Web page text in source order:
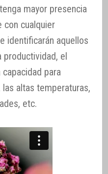
mayor presencia
con cualquier
identificarán aquellos
productividad, el
para
altas temperaturas,
etc.